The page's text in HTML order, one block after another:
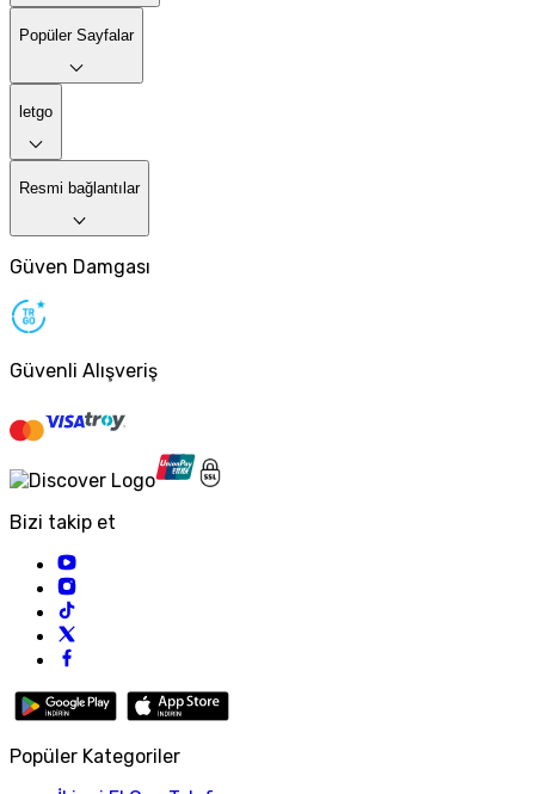
Popüler Sayfalar
letgo
Resmi bağlantılar
Güven Damgası
Güvenli Alışveriş
Bizi takip et
Popüler Kategoriler